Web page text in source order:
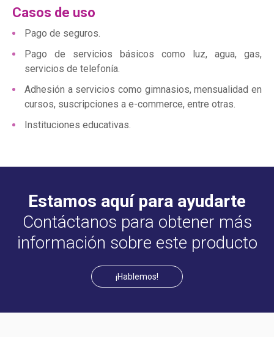
Casos de uso
Pago de seguros.
Pago de servicios básicos como luz, agua, gas,
servicios de telefonía.
Adhesión a servicios como gimnasios, mensualidad en
cursos, suscripciones a e-commerce, entre otras.
Instituciones educativas.
Estamos aquí para ayudarte
Contáctanos para obtener más
información sobre este producto
¡Hablemos!